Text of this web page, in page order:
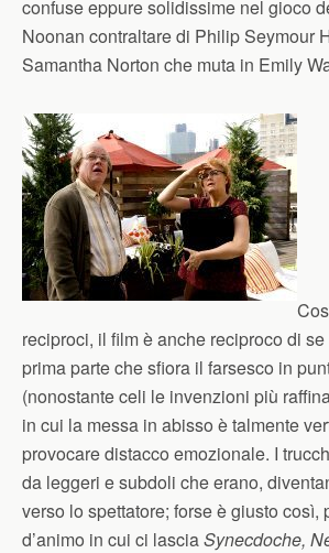
confuse eppure solidissime nel gioco
Noonan contraltare di Philip Seymour
Samantha Norton che muta in Emily
reciproci, il film è anche reciproco di
prima parte che sfiora il farsesco in
(nonostante celi le invenzioni più
in cui la messa in abisso è talmente
provocare distacco emozionale. I
da leggeri e subdoli che erano,
verso lo spettatore; forse è giusto così,
d’animo in cui ci lasciaSynecdoche,